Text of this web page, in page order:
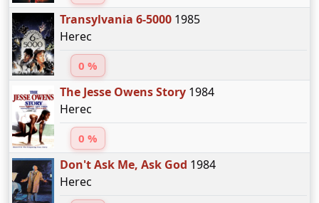
Transylvania 6-50001985
Herec
0 %
The Jesse Owens Story1984
Herec
0 %
Don't Ask Me, Ask God 1984
Herec